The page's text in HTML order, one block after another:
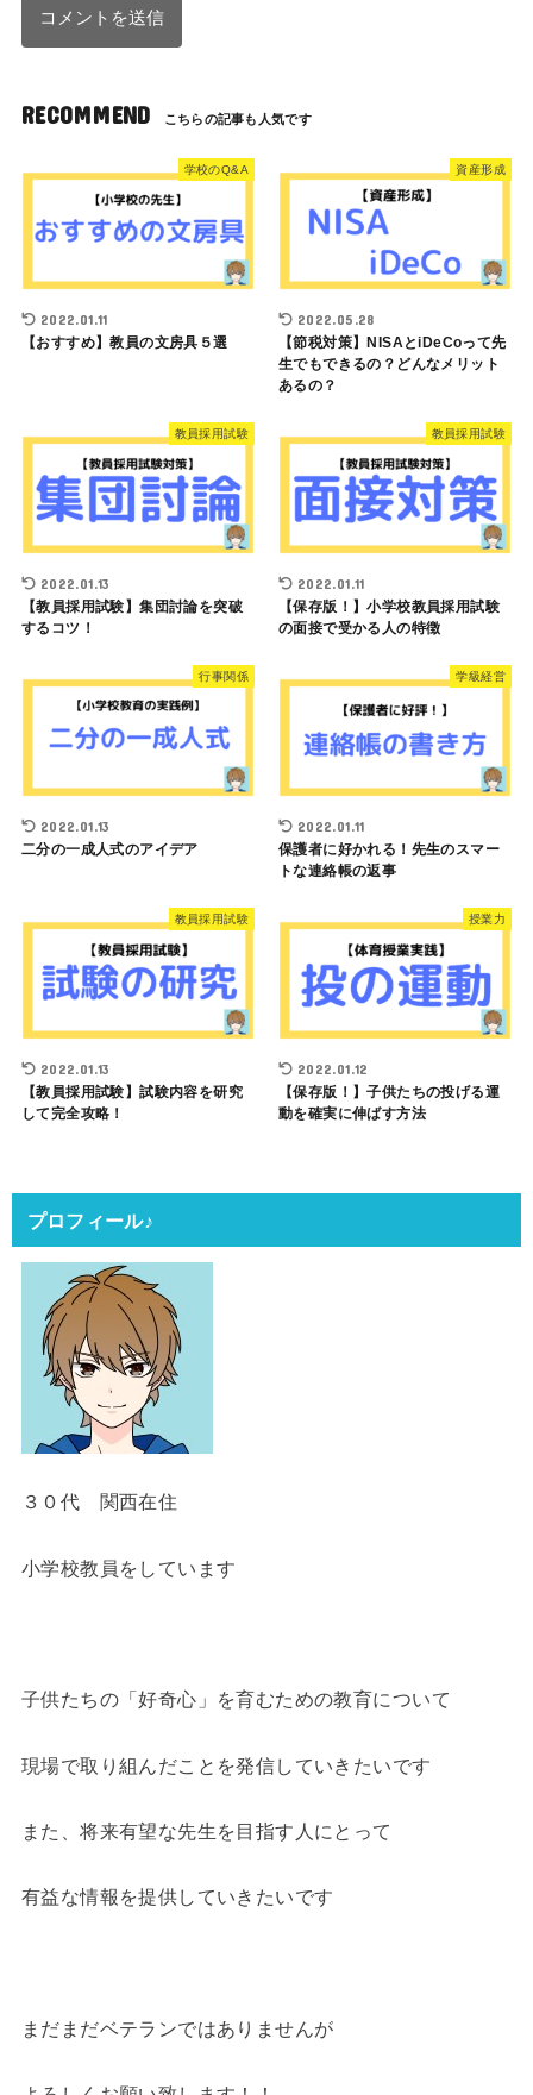
RECOMMEND
学校のQ&A
2022.01.11
【おすすめ】教員の文房具５選
資産形成
2022.05.28
【節税対策】NISAとiDeCoって先
生でもできるの？どんなメリット
あるの？
教員採用試験
2022.01.13
【教員採用試験】集団討論を突破
するコツ！
教員採用試験
2022.01.11
【保存版！】小学校教員採用試験
の面接で受かる人の特徴
行事関係
2022.01.13
二分の一成人式のアイデア
学級経営
2022.01.11
保護者に好かれる！先生のスマー
トな連絡帳の返事
教員採用試験
2022.01.13
【教員採用試験】試験内容を研究
して完全攻略！
授業力
2022.01.12
【保存版！】子供たちの投げる運
動を確実に伸ばす方法
プロフィール♪
３０代 関西在住
小学校教員をしています
子供たちの「好奇心」を育むための教育について
現場で取り組んだことを発信していきたいです
また、将来有望な先生を目指す人にとって
有益な情報を提供していきたいです
まだまだベテランではありませんが